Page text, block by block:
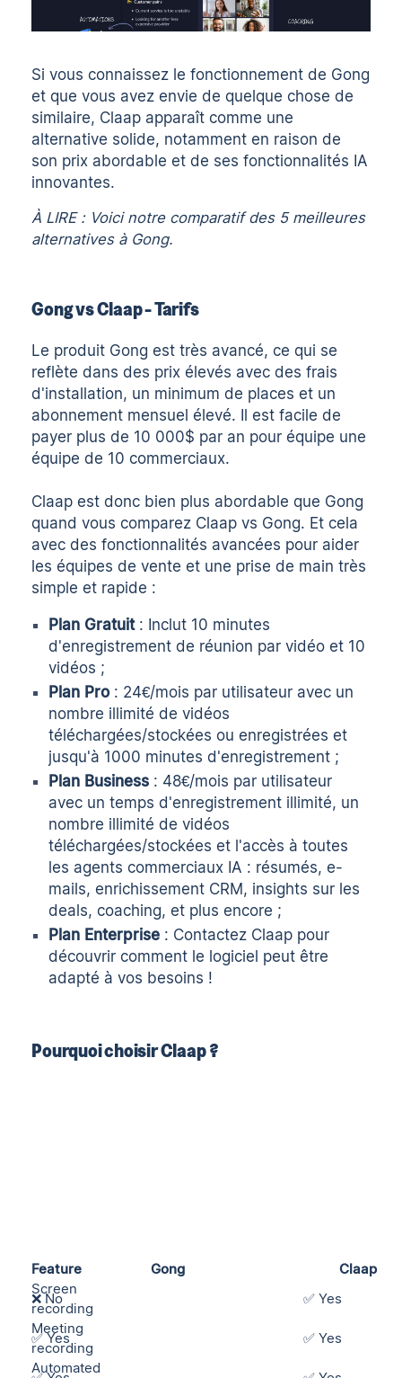
Si vous connaissez le fonctionnement de Gong
et que vous avez envie de quelque chose de
similaire, Claap apparaît comme une
alternative solide, notamment en raison de
son prix abordable et de ses fonctionnalités IA
innovantes.
À LIRE : Voici notre comparatif des 5 meilleures
alternatives à Gong.
Gong vs Claap - Tarifs
Le produit Gong est très avancé, ce qui se
reflète dans des prix élevés avec des frais
d'installation, un minimum de places et un
abonnement mensuel élevé. Il est facile de
payer plus de 10 000$ par an pour équipe une
équipe de 10 commerciaux.
Claap est donc bien plus abordable que Gong
quand vous comparez Claap vs Gong. Et cela
avec des fonctionnalités avancées pour aider
les équipes de vente et une prise de main très
simple et rapide :
Plan Gratuit: Inclut 10 minutes
d'enregistrement de réunion par vidéo et 10
vidéos ;
Plan Pro : 24€/mois par utilisateur avec un
nombre illimité de vidéos
téléchargées/stockées ou enregistrées et
jusqu'à 1000 minutes d'enregistrement ;
Plan Business : 48€/mois par utilisateur
avec un temps d'enregistrement illimité, un
nombre illimité de vidéos
téléchargées/stockées et l'accès à toutes
les agents commerciaux IA : résumés, e-
mails, enrichissement CRM, insights sur les
deals, coaching, et plus encore ;
Plan Enterprise : Contactez Claap pour
découvrir comment le logiciel peut être
adapté à vos besoins !
Pourquoi choisir Claap ?
Feature Gong
Claap
Screen
recording
❌ No
✅ Yes
Meeting
recording
✅ Yes
✅ Yes
Automated